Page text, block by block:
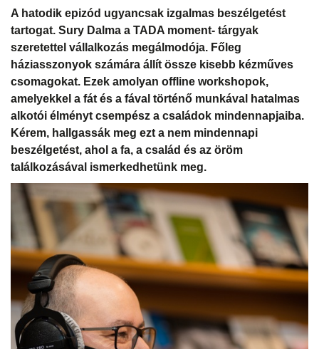
A hatodik epizód ugyancsak izgalmas beszélgetést
tartogat. Sury Dalma a TADA moment- tárgyak
szeretettel vállalkozás megálmodója. Főleg
háziasszonyok számára állít össze kisebb kézműves
csomagokat. Ezek amolyan offline workshopok,
amelyekkel a fát és a fával történő munkával hatalmas
alkotói élményt csempész a családok mindennapjaiba.
Kérem, hallgassák meg ezt a nem mindennapi
beszélgetést, ahol a fa, a család és az öröm
találkozásával ismerkedhetünk meg.